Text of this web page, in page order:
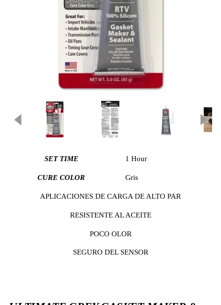
Previous
SET TIME 1 Hour
CURE COLOR Gris
APLICACIONES DE CARGA DE ALTO PAR
RESISTENTE AL ACEITE
POCO OLOR
SEGURO DEL SENSOR